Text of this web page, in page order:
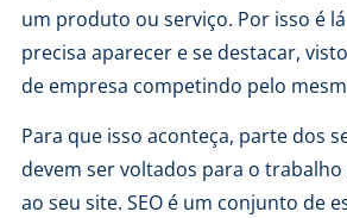
um produto ou serviço. Por isso é
precisa aparecer e se destacar,
de empresa competindo pelo
Para que isso aconteça, parte dos
devem ser voltados para o trabalho
ao seu site. SEO é um conjunto de